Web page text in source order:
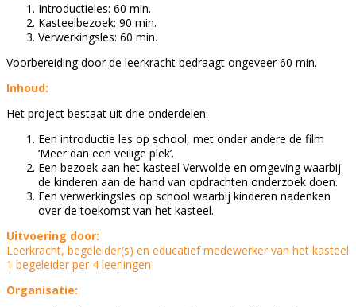
Introductieles: 60 min.
Kasteelbezoek: 90 min.
Verwerkingsles: 60 min.
Voorbereiding door de leerkracht bedraagt ongeveer 60 min.
Inhoud:
Het project bestaat uit drie onderdelen:
Een introductie les op school, met onder andere de film
‘Meer dan een veilige plek’.
Een bezoek aan het kasteel Verwolde en omgeving waarbij
de kinderen aan de hand van opdrachten onderzoek doen.
Een verwerkingsles op school waarbij kinderen nadenken
over de toekomst van het kasteel.
Uitvoering door:
Leerkracht, begeleider(s) en educatief medewerker van het kasteel
1 begeleider per 4 leerlingen
Organisatie: